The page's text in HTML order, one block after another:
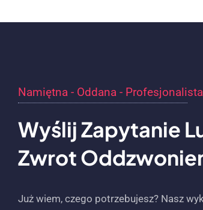
Namiętna - Oddana - Profesjonalista
Wyślij Zapytanie
Zwrot
Już wiem, czego potrzebujesz? Nasz